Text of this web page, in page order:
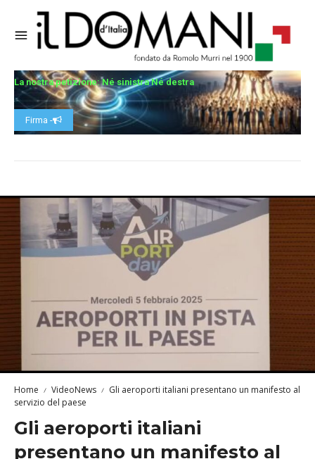
La nostra petizione: Né sinistra Né destra
Firma -
Home VideoNews
Gli aeroporti italiani presentano un manifesto al
servizio del paese
Gli aeroporti italiani
presentano un manifesto al